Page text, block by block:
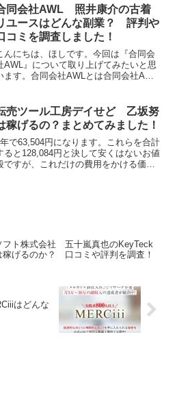
証していきたいと思います！特定商取
法に基づく表記販売社名...
同会社AWL 照井康介の古着
ユースはどんな副業？ 評判や
コミを調査しました！
んにちは、ほしです。今回は『合同会
AWL』について取り上げてみたいと思
ます。合同会社AWLとは合同会社AWL
！特定商取引法に基づく表記販売社名
同会社AWL運営...
売ツール工房デイせど 乙坂努
稼げるの？まとめてみました！
で63,504円になります。これらを合計
ると128,084円と決して安くはないお値
ですが、これだけの費用をかける価値
フト株式会社 五十嵐真也のKeyTeck
稼げるのか？ 口コミや評判を調査！
はどんな